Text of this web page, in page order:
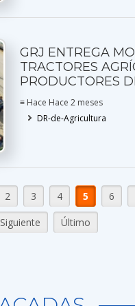
GRJ ENTREGA
TRACTORES
PRODUCTORES
≡ Hace Hace 2 meses
DR-de-Agricultura
2 3 4 5
6
Siguiente Último